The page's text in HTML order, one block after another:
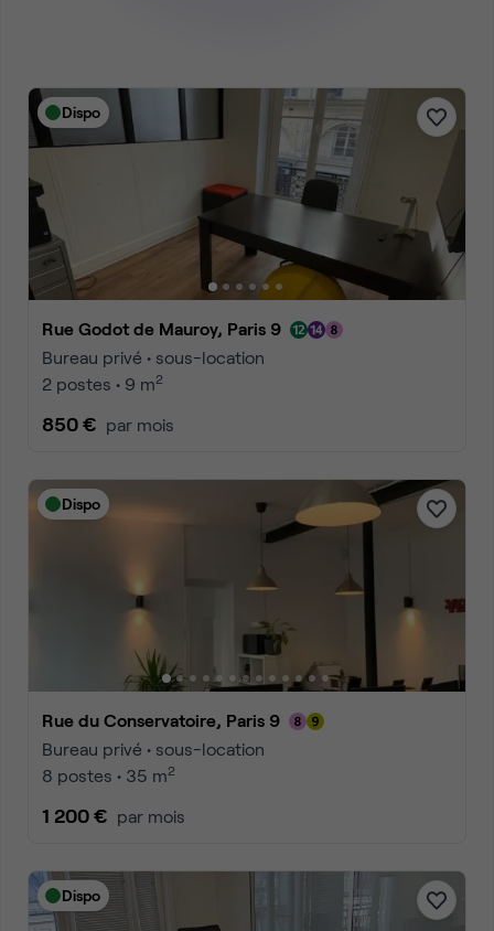
Dispo
Rue Godot de Mauroy, Paris 9
Bureau privé • sous-location
2 postes • 9 m2
850 € par mois
Dispo
Rue du Conservatoire, Paris 9
Bureau privé • sous-location
8 postes • 35 m2
1 200 € par mois
Dispo